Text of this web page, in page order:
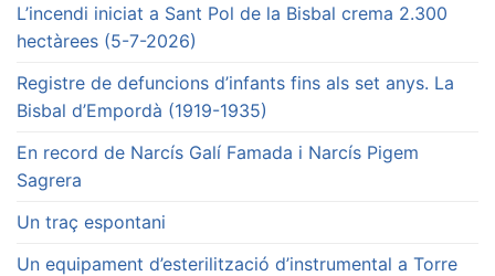
L’incendi iniciat a Sant Pol de la Bisbal crema 2.300
hectàrees (5-7-2026)
Registre de defuncions d’infants fins als set anys. La
Bisbal d’Empordà (1919-1935)
En record de Narcís Galí Famada i Narcís Pigem
Sagrera
Un traç espontani
Un equipament d’esterilització d’instrumental a Torre